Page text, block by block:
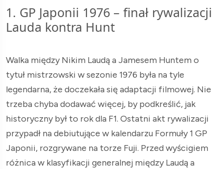
1. GP Japonii 1976 – finał rywalizacji
Lauda kontra Hunt
Walka między Nikim Laudą a Jamesem Huntem o
tytuł mistrzowski w sezonie 1976 była na tyle
legendarna, że doczekała się adaptacji filmowej. Nie
trzeba chyba dodawać więcej, by podkreślić, jak
historyczny był to rok dla F1. Ostatni akt rywalizacji
przypadł na debiutujące w kalendarzu Formuły 1 GP
Japonii, rozgrywane na torze Fuji. Przed wyścigiem
różnica w klasyfikacji generalnej między Laudą a